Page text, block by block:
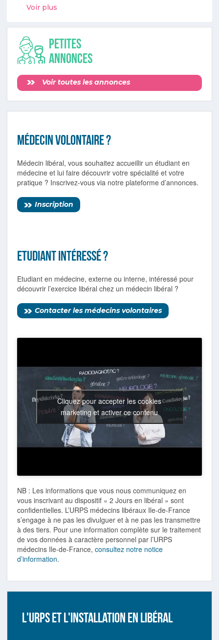
Voir plus
Petites
annonces
Voir toutes les annonces
Médecin volontaire ?
Médecin libéral, vous souhaitez accueillir un étudiant en
médecine et lui faire découvrir votre spécialité et votre
pratique ? Inscrivez-vous via notre plateforme d’annonces.
Inscription
Etudiant intéressé ?
Etudiant en médecine, externe ou interne, intéressé pour
découvrir l’exercice libéral chez un médecin libéral ?
Contacter les médecins volontaires
Cliquez pour accepter les cookies
marketing et activer ce contenu
NB : Les informations que vous nous communiquez en
vous inscrivant au dispositif « 2 Jours en libéral » sont
confidentielles. L’URPS médecins libéraux Ile-de-France
s’engage à ne pas les divulguer et à ne pas les transmettre
à des tiers. Pour une information complète sur le traitement
de vos données à caractère personnel par l’URPS
médecins Ile-de-France,consultez notre notice
d’information.
L'URPS ET L'INSTALLATION EN LIBÉRAL